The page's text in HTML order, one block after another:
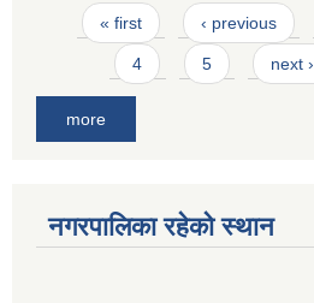
Pages
« first ‹ previous
4 5 next ›
more
नगरपालिका रहेको स्थान